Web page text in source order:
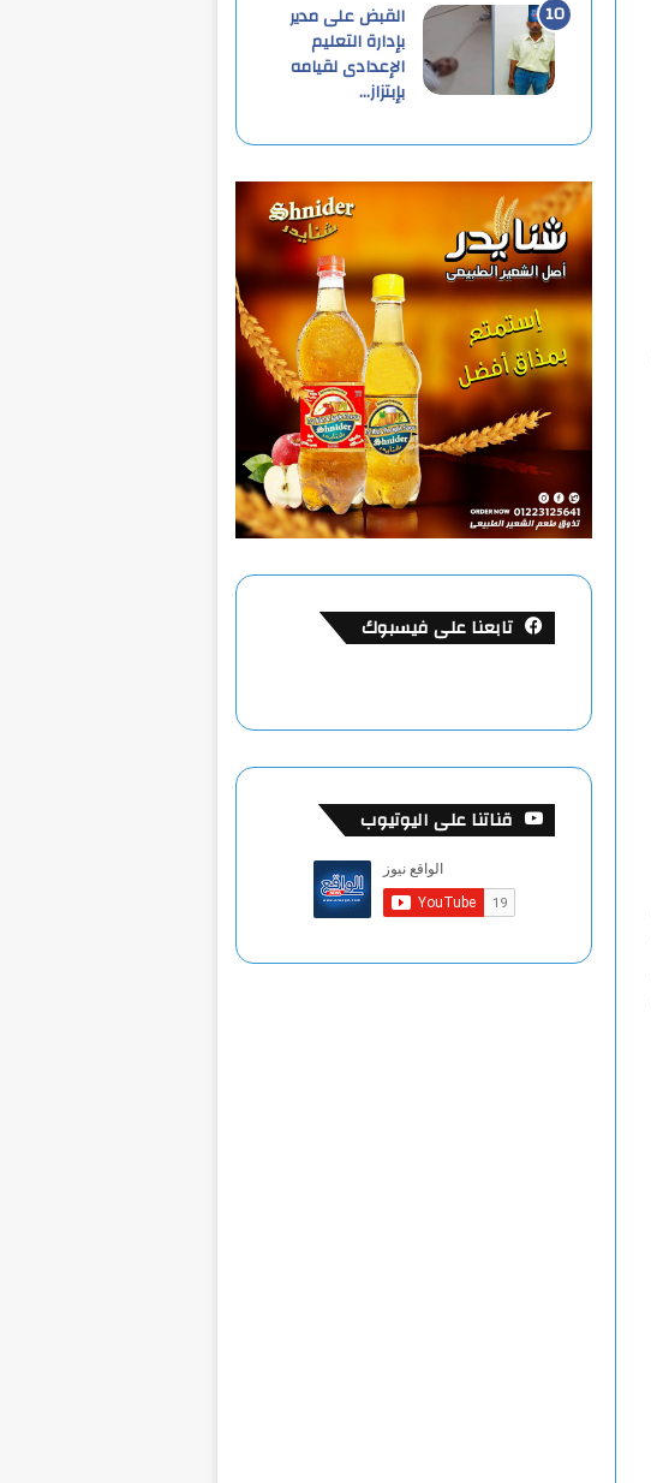
القبض على مدير
بإدارة التعليم
الإعدادى لقيامه
بإبتزاز…
تابعنا على فيسبوك
قناتنا على اليوتيوب